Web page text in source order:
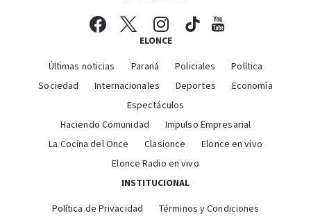
ELONCE
Últimas noticias Paraná Policiales
Política
Sociedad
Internacionales Deportes
Economía
Espectáculos
Haciendo Comunidad
Impulso Empresarial
La Cocina del Once
Clasionce
Elonce en vivo
Elonce Radio en vivo
INSTITUCIONAL
Política de Privacidad Términos y Condiciones